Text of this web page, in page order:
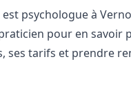
psychologue à
pour en savoir
ses tarifs et prendre